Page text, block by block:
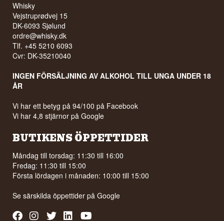
Whisky
Vejstruprødvej 15
DK-6093 Sjølund
ordre@whisky.dk
Tlf. +45 5210 6093
Cvr: DK-35210040
INGEN FÖRSÄLJNING AV ALKOHOL TILL UNGA UNDER 18
ÅR
Vi har ett betyg på 94/100 på Facebook
Vi har 4,8 stjärnor på Google
BUTIKENS ÖPPETTIDER
Måndag till torsdag: 11:30 till 16:00
Fredag: 11:30 till 15:00
Första lördagen i månaden: 10:00 till 15:00
Se särskilda öppettider påGoogle